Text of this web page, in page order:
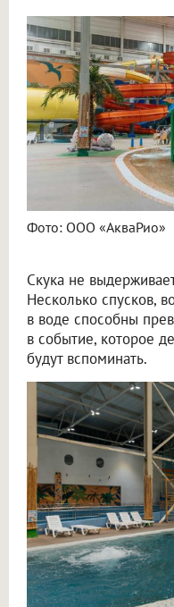
Фото: ООО «АкваРио»
Скука не
Несколько спусков,
в воде способны
в событие, которое
будут вспоминать.